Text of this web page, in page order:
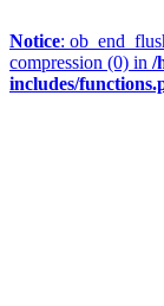
Notice:
compression (0) in /
includes/